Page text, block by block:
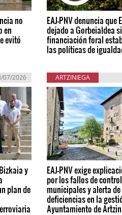
no
en
evitó
EAJ-PNV denuncia que
dejado a Gorbeialdea
financiación foral
las políticas de
07/2026
y
plan de
ARTZINIEGA
EAJ-PNV exige
por los fallos de
municipales y alerta
deficiencias en la
Ayuntamiento de